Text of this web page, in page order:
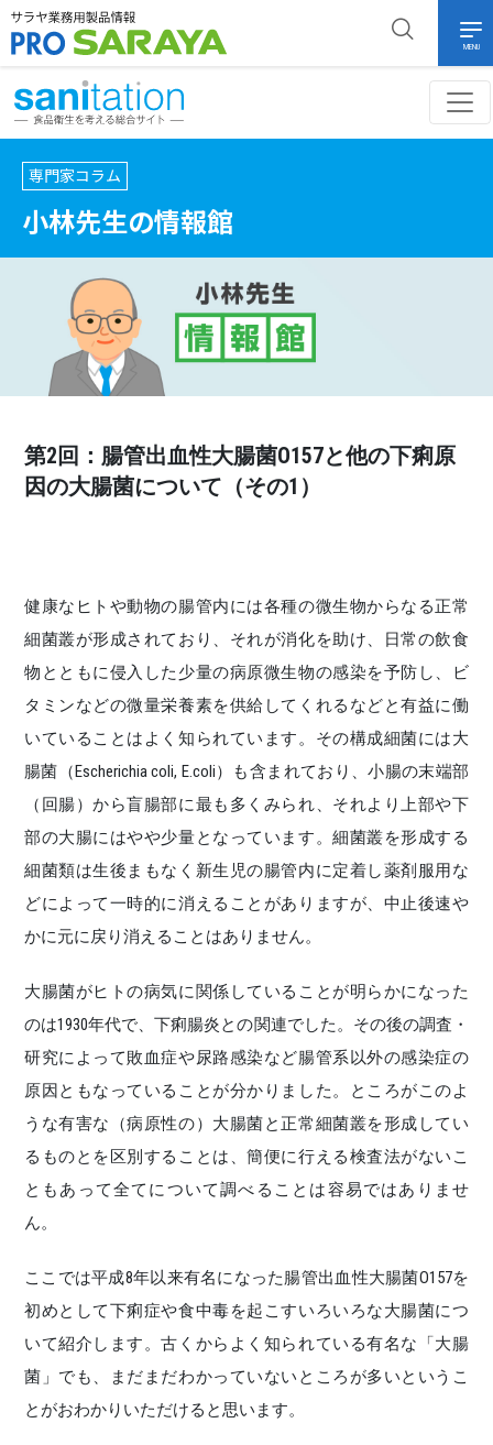
MENU
専門家コラム
小林先生の情報館
第2回：腸管出血性大腸菌O157と他の下痢原
因の大腸菌について（その1）
健康なヒトや動物の腸管内には各種の微生物からなる正常
細菌叢が形成されており、それが消化を助け、日常の飲食
物とともに侵入した少量の病原微生物の感染を予防し、ビ
タミンなどの微量栄養素を供給してくれるなどと有益に働
いていることはよく知られています。その構成細菌には大
腸菌（Escherichia coli, E.coli）も含まれており、小腸の末端部
（回腸）から盲腸部に最も多くみられ、それより上部や下
部の大腸にはやや少量となっています。細菌叢を形成する
細菌類は生後まもなく新生児の腸管内に定着し薬剤服用な
どによって一時的に消えることがありますが、中止後速や
かに元に戻り消えることはありません。
大腸菌がヒトの病気に関係していることが明らかになった
のは1930年代で、下痢腸炎との関連でした。その後の調査・
研究によって敗血症や尿路感染など腸管系以外の感染症の
原因ともなっていることが分かりました。ところがこのよ
うな有害な（病原性の）大腸菌と正常細菌叢を形成してい
るものとを区別することは、簡便に行える検査法がないこ
ともあって全てについて調べることは容易ではありませ
ん。
ここでは平成8年以来有名になった腸管出血性大腸菌O157を
初めとして下痢症や食中毒を起こすいろいろな大腸菌につ
いて紹介します。古くからよく知られている有名な「大腸
菌」でも、まだまだわかっていないところが多いというこ
とがおわかりいただけると思います。